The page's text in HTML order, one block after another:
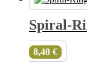
Spiral-
8,40 €